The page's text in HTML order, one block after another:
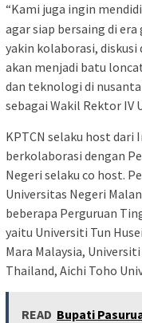
“Kami juga ingin
agar siap bersaing di
yakin kolaborasi,
akan menjadi batu
dan teknologi di
sebagai Wakil Rektor IV
KPTCN selaku host
berkolaborasi dengan
Negeri selaku co host.
Universitas Negeri
beberapa Perguruan
yaitu Universiti Tun
Mara Malaysia,
Thailand, Aichi Toho
READ Bupati